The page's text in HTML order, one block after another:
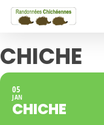
Skip
content
CHICHE
05
JAN
CHICHE